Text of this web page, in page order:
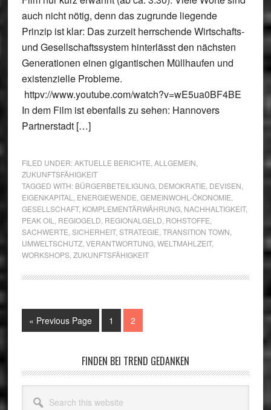
auch nicht nötig, denn das zugrunde liegende
Prinzip ist klar: Das zurzeit herrschende Wirtschafts-
und Gesellschaftssystem hinterlässt den nächsten
Generationen einen gigantischen Müllhaufen und
existenzielle Probleme.
httpv://www.youtube.com/watch?v=wE5ua0BF4BE
In dem Film ist ebenfalls zu sehen: Hannovers
Partnerstadt […]
FILED UNDER:AKTUELLE BERICHTE ALLGEMEIN
ZUKUNFTSFÄHIGKEIT
TAGGED WITH: BÜRGERBETEILIGUNG, DEMOKRATIE DEVISEN
EIGENKAPITAL
ENERGIEWENDE GEMEINWOHL-ÖKONOMIE
GESELLSCHAFT, KOMPLEMENTÄRWÄHRUNG, NACHHALTIGKEIT,
PEAK OIL
REGIOGELD REGIONALGELD ROHSTOFFE
SACHWERTE SICHERHEIT, STRATEGIE TRANSITION TOWN
UMWELTSCHUTZ, VERANTWORTUNG, WELTMAHLZEIT,
WORKSHOPS, ZUKUNFTSFÄHIGKEIT
« Go
to
Previous Page
Go
to
1
Go
to
2
Sidebar
FINDEN BEI TREND GEDANKEN
this